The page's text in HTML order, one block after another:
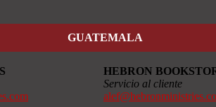
GUATEMALA
HEBRON
Servicio al cliente